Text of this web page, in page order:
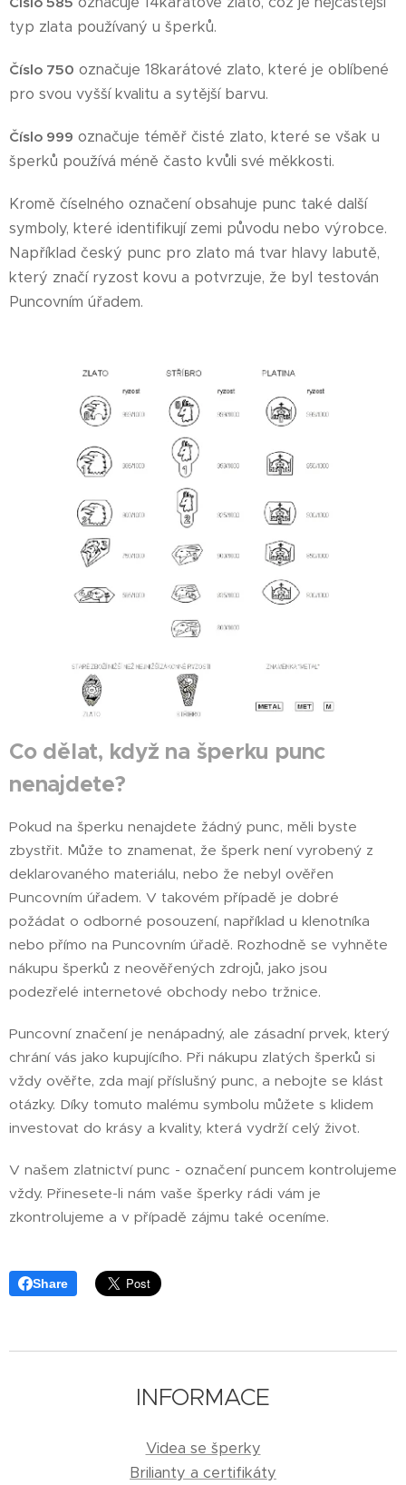
typ zlata používaný u šperků.
Číslo 750 označuje 18karátové zlato, které je oblíbené
pro svou vyšší kvalitu a sytější barvu.
Číslo 999 označuje téměř čisté zlato, které se však u
šperků používá méně často kvůli své měkkosti.
Kromě číselného označení obsahuje punc také další
symboly, které identifikují zemi původu nebo výrobce.
Například český punc pro zlato má tvar hlavy labutě,
který značí ryzost kovu a potvrzuje, že byl testován
Puncovním úřadem.
Co dělat, když na šperku punc
nenajdete?
Pokud na šperku nenajdete žádný punc, měli byste
zbystřit. Může to znamenat, že šperk není vyrobený z
deklarovaného materiálu, nebo že nebyl ověřen
Puncovním úřadem. V takovém případě je dobré
požádat o odborné posouzení, například u klenotníka
nebo přímo na Puncovním úřadě. Rozhodně se vyhněte
nákupu šperků z neověřených zdrojů, jako jsou
podezřelé internetové obchody nebo tržnice.
Puncovní značení je nenápadný, ale zásadní prvek, který
chrání vás jako kupujícího. Při nákupu zlatých šperků si
vždy ověřte, zda mají příslušný punc, a nebojte se klást
otázky. Díky tomuto malému symbolu můžete s klidem
investovat do krásy a kvality, která vydrží celý život.
V našem zlatnictví punc - označení puncem kontrolujeme
vždy. Přinesete-li nám vaše šperky rádi vám je
zkontrolujeme a v případě zájmu také oceníme.
Share
INFORMACE
Videa se šperky
Brilianty a certifikáty